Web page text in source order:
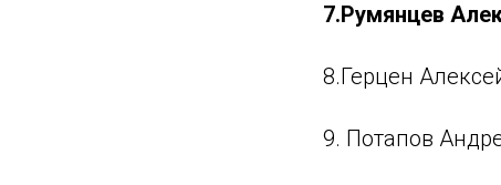
7.Румянцев
8.Герцен
9. Потапов